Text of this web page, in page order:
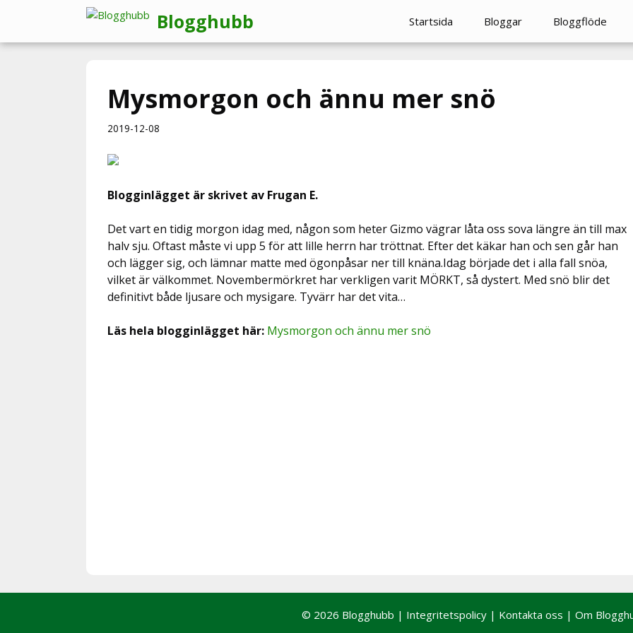
innehåll
Blogghubb Startsida Bloggar Bloggflöde
Mysmorgon och ännu mer snö
2019-12-08
Blogginlägget är skrivet av Frugan E.
Det vart en tidig morgon idag med, någon som heter Gizmo vägrar låta oss sova längre än till max
halv sju. Oftast måste vi upp 5 för att lille herrn har tröttnat. Efter det käkar han och sen går han
och lägger sig, och lämnar matte med ögonpåsar ner till knäna.Idag började det i alla fall snöa,
vilket är välkommet. Novembermörkret har verkligen varit MÖRKT, så dystert. Med snö blir det
definitivt både ljusare och mysigare. Tyvärr har det vita…
Läs hela blogginlägget här: Mysmorgon och ännu mer snö
© 2026 Blogghubb | Integritetspolicy | Kontakta oss | Om